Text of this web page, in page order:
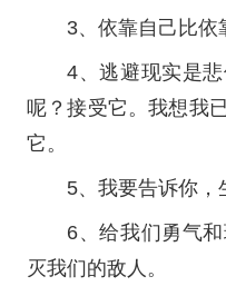
3、依靠自己比依
4、逃避现实是
呢？接受它。我想我
它。
5、我要告诉你，
6、给我们勇气
灭我们的敌人。